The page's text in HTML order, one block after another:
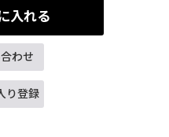
入れる
わせ
り登録